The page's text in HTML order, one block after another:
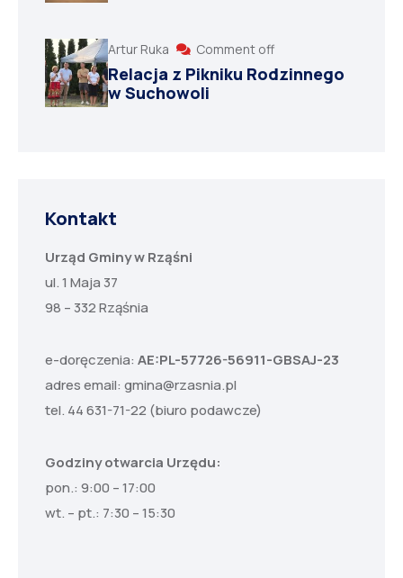
Artur Ruka Comment off
Relacja z Pikniku Rodzinnego
w Suchowoli
Kontakt
Urząd Gminy w Rząśni
ul. 1 Maja 37
98 – 332 Rząśnia
e-doręczenia: AE:PL-57726-56911-GBSAJ-23
adres email: gmina@rzasnia.pl
tel. 44 631-71-22 (biuro podawcze)
Godziny otwarcia Urzędu:
pon.: 9:00 – 17:00
wt. – pt.: 7:30 – 15:30